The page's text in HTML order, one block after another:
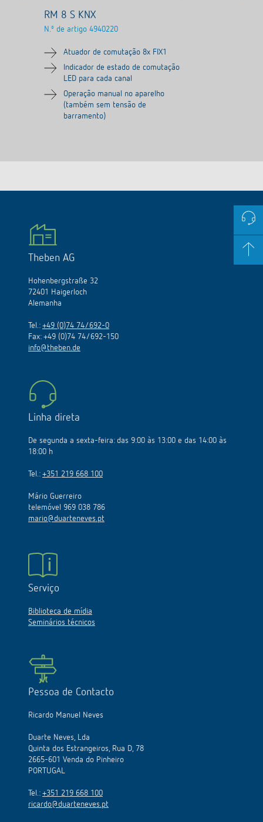
RM 8 S KNX
N.º de artigo 4940220
Atuador de comutação 8x FIX1
Indicador de estado de comutação
LED para cada canal
Operação manual no aparelho
(também sem tensão de
barramento)
Theben AG
Hohenbergstraße 32
72401 Haigerloch
Alemanha
Tel.: +49 (0)74 74/692-0
Fax: +49 (0)74 74/692-150
info@theben.de
Linha direta
De segunda a sexta-feira: das 9:00 às 13:00 e das 14:00 às
18:00 h
Tel.: +351 219 668 100
Mário Guerreiro
telemóvel 969 038 786
mario@duarteneves.pt
Serviço
Biblioteca de mídia
Seminários técnicos
Pessoa de Contacto
Ricardo Manuel Neves
Duarte Neves, Lda
Quinta dos Estrangeiros, Rua D, 78
2665-601 Venda do Pinheiro
PORTUGAL
Tel.: +351 219 668 100
ricardo@duarteneves.pt